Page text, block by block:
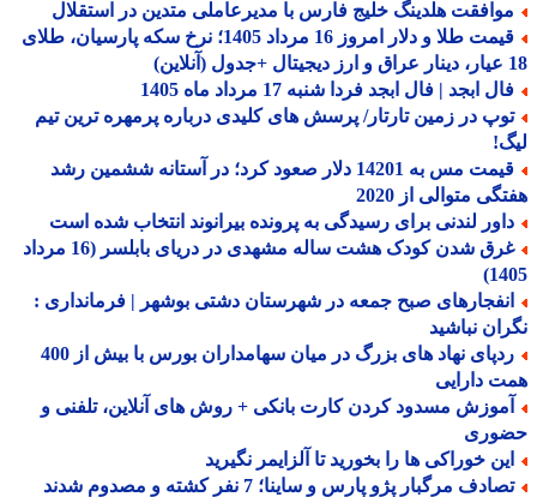
هلدینگ خلیج فارس با مدیرعاملی متدین در استقلال
قیمت طلا و دلار امروز 16 مرداد 1405؛ نرخ سکه پارسیان، طلای
ابجد | فال ابجد فردا شنبه 17 مرداد ماه 1405
در زمین تارتار/ پرسش های کلیدی درباره پرمهره ترین تیم
قیمت مس به 14201 دلار صعود کرد؛ در آستانه ششمین رشد
متوالی از 2020
لندنی برای رسیدگی به پرونده بیرانوند انتخاب شده است
غرق شدن کودک هشت ساله مشهدی در دریای بابلسر (16 مرداد
صبح جمعه در شهرستان دشتی بوشهر | فرمانداری :
نباشید
ردپای نهاد های بزرگ در میان سهامداران بورس با بیش از 400
دارایی
مسدود کردن کارت بانکی + روش های آنلاین، تلفنی و
خوراکی ها را بخورید تا آلزایمر نگیرید
مرگبار پژو پارس و ساینا؛ 7 نفر کشته و مصدوم شدند